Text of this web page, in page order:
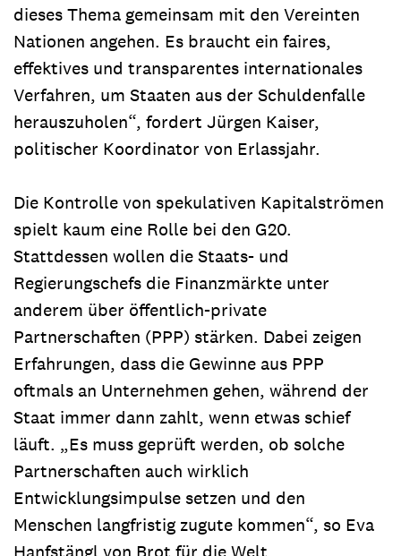
dieses Thema gemeinsam mit den Vereinten
Nationen angehen. Es braucht ein faires,
effektives und transparentes internationales
Verfahren, um Staaten aus der Schuldenfalle
herauszuholen“, fordert Jürgen Kaiser,
politischer Koordinator von Erlassjahr.
Die Kontrolle von spekulativen Kapitalströmen
spielt kaum eine Rolle bei den G20.
Stattdessen wollen die Staats- und
Regierungschefs die Finanzmärkte unter
anderem über öffentlich-private
Partnerschaften (PPP) stärken. Dabei zeigen
Erfahrungen, dass die Gewinne aus PPP
oftmals an Unternehmen gehen, während der
Staat immer dann zahlt, wenn etwas schief
läuft. „Es muss geprüft werden, ob solche
Partnerschaften auch wirklich
Entwicklungsimpulse setzen und den
Menschen langfristig zugute kommen“, so Eva